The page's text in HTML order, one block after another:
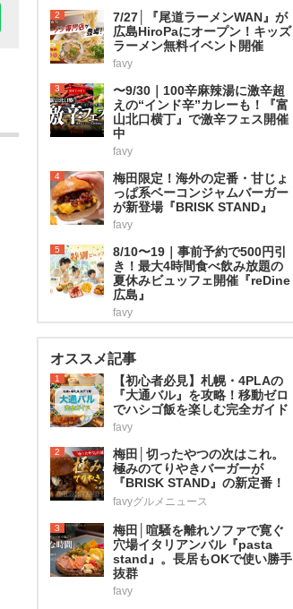
2
7/27│『尾道ラーメンWAN』が
広島HiroPaにオープン！キッズ
ラーメン無料イベント開催
favy
3
〜9/30｜100辛麻辣湯に激辛超
えの“インド辛”カレーも！『富
山北口横丁』で激辛フェス開催
中
favy
4
梅田限定！海外の定番・甘じょ
っぱ系ベーコンジャムバーガー
が新登場『BRISK STAND』
favy
5
8/10〜19｜事前予約で500円引
き！最大4時間食べ飲み放題の
夏休みビュッフェ開催『reDine
広島』
favy
オススメ記事
1
【初心者必見】札幌・4PLAの
『大通バル』を攻略！移動ゼロ
でハシゴ飯を楽しむ完全ガイド
favy
2
梅田│切ったやつの次はこれ。
極みのてりやきバーガーが
『BRISK STAND』の新定番！
favyグルメニュース
3
梅田│喧騒を離れソファで寛ぐ
穴場イタリアンバル『pasta
stand』。長居もOKで使い勝手
抜群
favy